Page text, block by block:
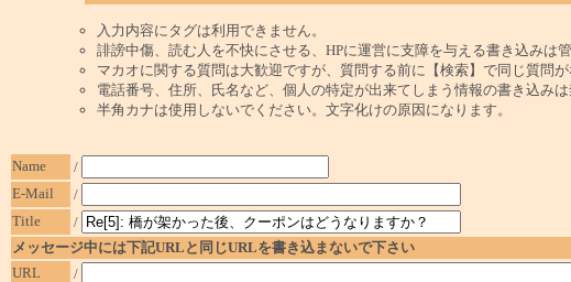
入力内容にタグは利用できません。
誹謗中傷、読む人を不快にさせる、HPに運営に支障を与える書き込みは
マカオに関する質問は大歓迎ですが、質問する前に【検索】で同じ質問が
電話番号、住所、氏名など、個人の特定が出来てしまう情報の書き込みは
半角カナは使用しないでください。文字化けの原因になります。
Name
/
E-Mail
/
Title
/
メッセージ中には下記URLと同じURLを書き込まないで下さい
URL
/